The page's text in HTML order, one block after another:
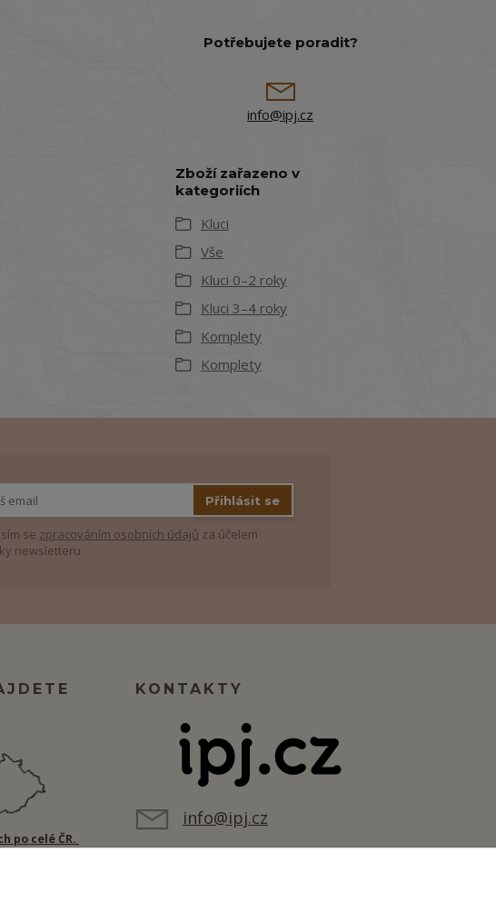
Potřebujete poradit?
info@ipj.cz
Zboží zařazeno v
kategoriích
Kluci
Vše
Kluci 0–2 roky
Kluci 3–4 roky
Komplety
Komplety
Přihlásit se
se zpracováním osobních údajů za účelem
newsletteru.
po celé ČR.
KONTAKTY
info@ipj.cz